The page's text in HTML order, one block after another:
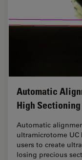
Automatic
High
Automatic
ultramicrotome
users to create
losing precious